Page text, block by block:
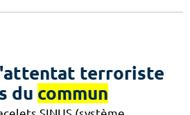
terroriste
du commun